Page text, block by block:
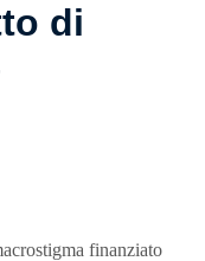
di
finanziato